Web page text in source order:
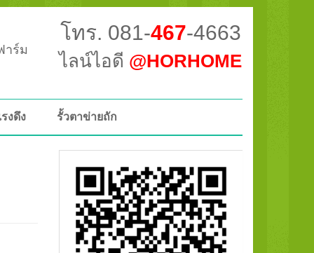
าร์ม
โทร. 081-467-4663
ไลน์ไอดี @HORHOME
งดึง รั้วตาข่ายถัก